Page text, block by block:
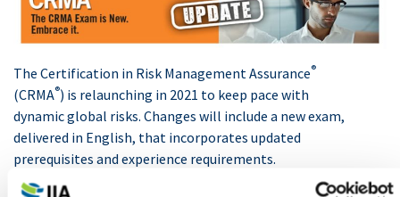
The Certification in Risk Management Assurance®
(CRMA®) is relaunching in 2021 to keep pace with
dynamic global risks. Changes will include a new exam,
delivered in English, that incorporates updated
prerequisites and experience requirements.